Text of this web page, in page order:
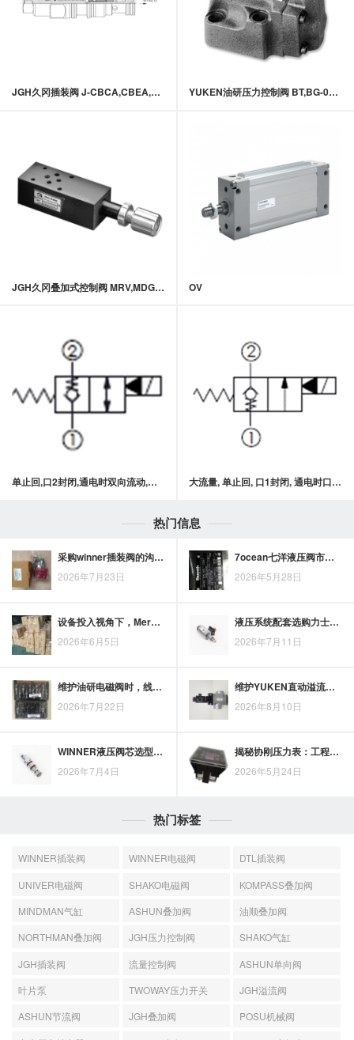
JGH久冈插装阀 J-CBCA,CBEA,CBGA,CBIA系列导压式抗衡阀 YUKEN油研压力控制阀 BT,BG-03,06,10系列先导控制溢流阀
JGH久冈叠加式控制阀 MRV,MDG系列叠加式溢流阀 OV
单止回,口2封闭,通电时双向流动,快速关闭型常闭提动轴型电磁方向阀 大流量, 单止回, 口1封闭, 通电时口1通口2常闭型提动轴型电磁方向阀
热门信息
采购winner插装阀的沟通清单：型号、压力流量与阀块要求
2026年7月23日
7ocean七洋液压阀市场动态观察：工业应用需求与采购关注点
2026年5月28日
设备投入视角下，Merkle油缸的选型价值与采购关注点
2026年6月5日
液压系统配套选购力士乐高压叶片泵，重点看工况与适配性
2026年7月11日
维护油研电磁阀时，线圈温升、油液清洁度与密封状态需定期检查
2026年7月22日
维护YUKEN直动溢流阀时，调压状态、密封情况与油液污染是三项检查重点
2026年8月10日
WINNER液压阀芯选型要点：匹配液压阀工况与设备运行需求
2026年7月4日
揭秘协刚压力表：工程师们如何选择最适合的工具
2026年5月24日
热门标签
WINNER插装阀 WINNER电磁阀
DTL插装阀
UNIVER电磁阀
SHAKO电磁阀
KOMPASS叠加阀
MINDMAN气缸
ASHUN叠加阀
油顺叠加阀
NORTHMAN叠加阀
JGH压力控制阀
SHAKO气缸
JGH插装阀
流量控制阀
ASHUN单向阀
叶片泵
TWOWAY压力开关
JGH溢流阀
ASHUN节流阀
JGH叠加阀
POSU机械阀